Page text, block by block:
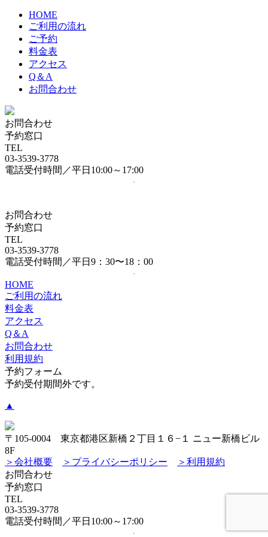
HOME
ご利用の流れ
ご予約
料金表
アクセス
Q＆A
お問合わせ
お問合わせ
予約窓口
TEL
03-3539-3778
電話受付時間／平日10:00～17:00
お問合わせ
予約窓口
TEL
03-3539-3778
電話受付時間／平日9：30〜18：00
HOME
ご利用の流れ
料金表
アクセス
Q＆A
お問合わせ
利用規約
予約フォーム
予約受付期間外です。
▲
〒105-0004 東京都港区新橋２丁目１６−１ ニュー新橋ビル
8F
＞会社概要
＞プライバシーポリシー
＞利用規約
お問合わせ
予約窓口
TEL
03-3539-3778
電話受付時間／平日10:00～17:00